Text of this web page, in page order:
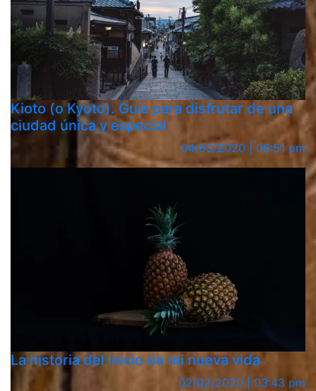
Kioto (o Kyoto). Guía para disfrutar de una
ciudad única y especial
04/03/2020 | 06:51 pm
La historia del inicio de mi nueva vida
02/02/2020 | 03:43 pm